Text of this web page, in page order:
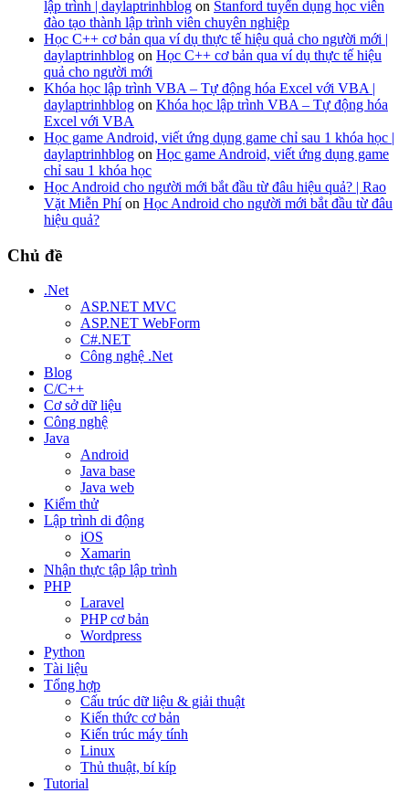
lập trình | daylaptrinhblog on Stanford tuyển dụng học viên
đào tạo thành lập trình viên chuyên nghiệp
Học C++ cơ bản qua ví dụ thực tế hiệu quả cho người mới |
daylaptrinhblog on Học C++ cơ bản qua ví dụ thực tế hiệu
quả cho người mới
Khóa học lập trình VBA – Tự động hóa Excel với VBA |
daylaptrinhblog on Khóa học lập trình VBA – Tự động hóa
Excel với VBA
Học game Android, viết ứng dụng game chỉ sau 1 khóa học |
daylaptrinhblog on Học game Android, viết ứng dụng game
chỉ sau 1 khóa học
Học Android cho người mới bắt đầu từ đâu hiệu quả? | Rao
Vặt Miễn Phíon Học Android cho người mới bắt đầu từ đâu
hiệu quả?
Chủ đề
.Net
ASP.NET MVC
ASP.NET WebForm
C#.NET
Công nghệ .Net
Blog
C/C++
Cơ sở dữ liệu
Công nghệ
Java
Android
Java base
Java web
Kiểm thử
Lập trình di động
iOS
Xamarin
Nhận thực tập lập trình
PHP
Laravel
PHP cơ bản
Wordpress
Python
Tài liệu
Tổng hợp
Cấu trúc dữ liệu & giải thuật
Kiến thức cơ bản
Kiến trúc máy tính
Linux
Thủ thuật, bí kíp
Tutorial